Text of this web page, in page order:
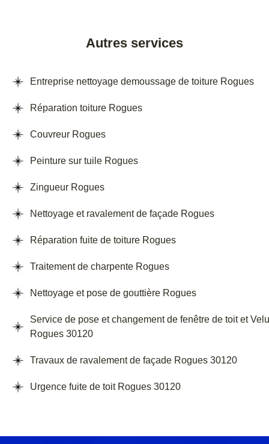
Autres services
Entreprise nettoyage demoussage de toiture Rogues
Réparation toiture Rogues
Couvreur Rogues
Peinture sur tuile Rogues
Zingueur Rogues
Nettoyage et ravalement de façade Rogues
Réparation fuite de toiture Rogues
Traitement de charpente Rogues
Nettoyage et pose de gouttière Rogues
Service de pose et changement de fenêtre de toit et
Rogues 30120
Travaux de ravalement de façade Rogues 30120
Urgence fuite de toit Rogues 30120